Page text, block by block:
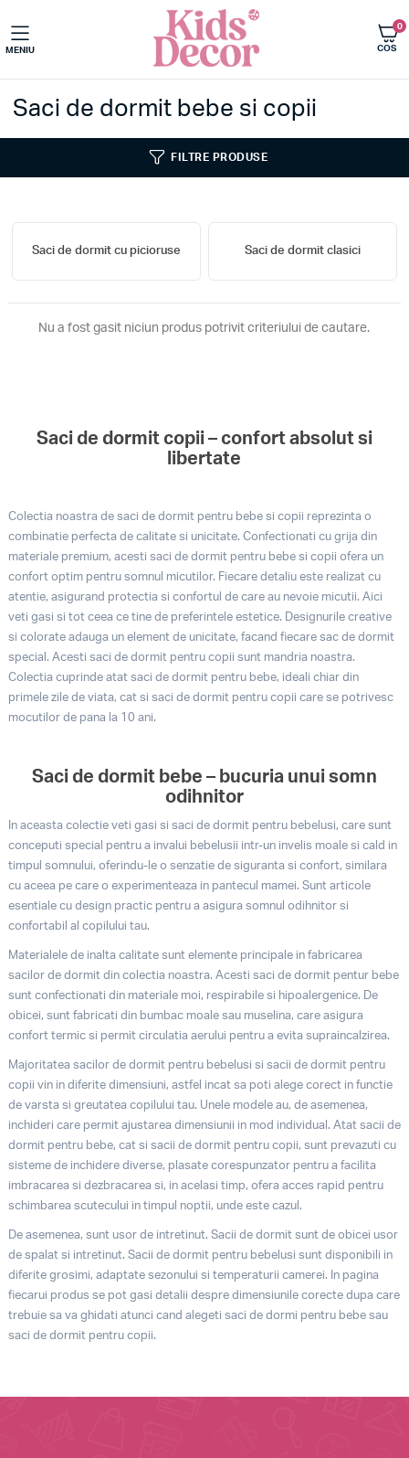
MENIU COS
0
Saci de dormit bebe si copii
FILTRE PRODUSE
Saci de dormit cu picioruse Saci de dormit clasici
Nu a fost gasit niciun produs potrivit criteriului de cautare.
Saci de dormit copii – confort absolut si
libertate
Colectia noastra de saci de dormit pentru bebe si copii reprezinta o
combinatie perfecta de calitate si unicitate. Confectionati cu grija din
materiale premium, acesti saci de dormit pentru bebe si copii ofera un
confort optim pentru somnul micutilor. Fiecare detaliu este realizat cu
atentie, asigurand protectia si confortul de care au nevoie micutii. Aici
veti gasi si tot ceea ce tine de preferintele estetice. Designurile creative
si colorate adauga un element de unicitate, facand fiecare sac de dormit
special. Acesti saci de dormit pentru copii sunt mandria noastra.
Colectia cuprinde atat saci de dormit pentru bebe, ideali chiar din
primele zile de viata, cat si saci de dormit pentru copii care se potrivesc
mocutilor de pana la 10 ani.
Saci de dormit bebe – bucuria unui somn
odihnitor
In aceasta colectie veti gasi si saci de dormit pentru bebelusi, care sunt
conceputi special pentru a invalui bebelusii intr-un invelis moale si cald in
timpul somnului, oferindu-le o senzatie de siguranta si confort, similara
cu aceea pe care o experimenteaza in pantecul mamei. Sunt articole
esentiale cu design practic pentru a asigura somnul odihnitor si
confortabil al copilului tau.
Materialele de inalta calitate sunt elemente principale in fabricarea
sacilor de dormit din colectia noastra. Acesti saci de dormit pentur bebe
sunt confectionati din materiale moi, respirabile si hipoalergenice. De
obicei, sunt fabricati din bumbac moale sau muselina, care asigura
confort termic si permit circulatia aerului pentru a evita supraincalzirea.
Majoritatea sacilor de dormit pentru bebelusi si sacii de dormit pentru
copii vin in diferite dimensiuni, astfel incat sa poti alege corect in functie
de varsta si greutatea copilului tau. Unele modele au, de asemenea,
inchideri care permit ajustarea dimensiunii in mod individual. Atat sacii de
dormit pentru bebe, cat si sacii de dormit pentru copii, sunt prevazuti cu
sisteme de inchidere diverse, plasate corespunzator pentru a facilita
imbracarea si dezbracarea si, in acelasi timp, ofera acces rapid pentru
schimbarea scutecului in timpul noptii, unde este cazul.
De asemenea, sunt usor de intretinut. Sacii de dormit sunt de obicei usor
de spalat si intretinut. Sacii de dormit pentru bebelusi sunt disponibili in
diferite grosimi, adaptate sezonului si temperaturii camerei. In pagina
fiecarui produs se pot gasi detalii despre dimensiunile corecte dupa care
trebuie sa va ghidati atunci cand alegeti saci de dormi pentru bebe sau
saci de dormit pentru copii.